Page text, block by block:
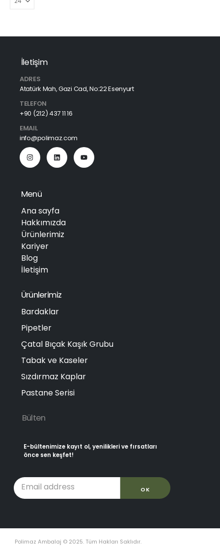
İletişim
ADRES
Atatürk Mah, Gazi Cad, No:22 Esenyurt
TELEFON
+90 (212) 437 11 16
EMAIL
info@polimaz.com
Menü
Ana sayfa
Hakkımızda
Ürünlerimiz
Kariyer
Blog
İletişim
Ürünlerimiz
Bardaklar
Pipetler
Çatal Bıçak Kaşık Grubu
Tabak ve Kaseler
Sızdırmaz Kaplar
Pastane Serisi
Bülten
E-bültenimize kayıt ol, yenilikleri ve fırsatları
önce sen keşfet!
Polimaz Ambalaj © 2025. Tüm Hakları Saklıdır.